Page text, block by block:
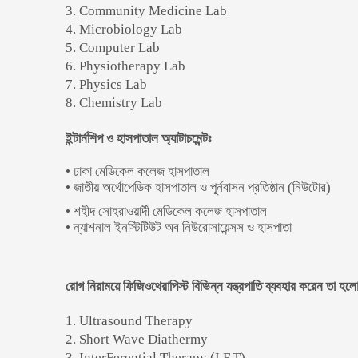
3.Community Medicine Lab
4.Microbiology Lab
5.Computer Lab
6.Physiotherapy Lab
7.Physics Lab
8.Chemistry Lab
ইন্টার্নশিপ ও হাসপাতাল অ্যাটাচমেন্টঃ
• ঢাকা মেডিকেল কলেজ হাসপাতাল
• জাতীয় অর্থোপেডিক হাসপাতাল ও পূর্নবাসন প্রতিষ্ঠান (নিউটোর)
• শহীদ সোহরাওয়ার্দী মেডিকেল কলেজ হাসপাতাল
• ন্যাশনাল ইনস্টিটিউট অব নিউরোসায়েন্সস ও হাসপাতা
রোগ নিরাময়ে ফিজিওথেরাপিস্ট বিভিন্ন যন্ত্রপাতি ব্যবহার করেন তা
1. Ultrasound Therapy
2. Short Wave Diathermy